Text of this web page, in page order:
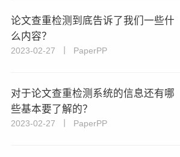
论文查重检测到底告诉了我们一些什
么内容？
2023-02-27 丨 PaperPP
对于论文查重检测系统的信息还有哪
些基本要了解的？
2023-02-27 丨 PaperPP